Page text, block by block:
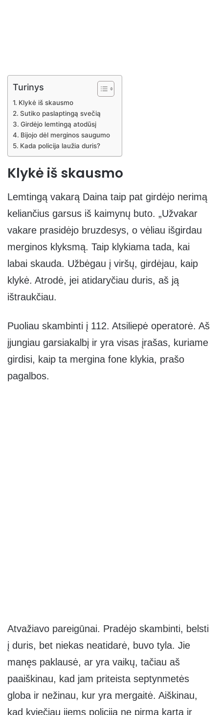
Turinys
Klykė iš skausmo
Sutiko paslaptingą svečią
Girdėjo lemtingą atodūsį
Bijojo dėl merginos saugumo
Kada policija laužia duris?
Klykė iš skausmo
Lemtingą vakarą Daina taip pat girdėjo nerimą
keliančius garsus iš kaimynų buto. „Užvakar
vakare prasidėjo bruzdesys, o vėliau išgirdau
merginos klyksmą. Taip klykiama tada, kai
labai skauda. Užbėgau į viršų, girdėjau, kaip
klykė. Atrodė, jei atidaryčiau duris, aš ją
ištraukčiau.
Puoliau skambinti į 112. Atsiliepė operatorė. Aš
įjungiau garsiakalbį ir yra visas įrašas, kuriame
girdisi, kaip ta mergina fone klykia, prašo
pagalbos.
Atvažiavo pareigūnai. Pradėjo skambinti, belsti
į duris, bet niekas neatidarė, buvo tyla. Jie
manęs paklausė, ar yra vaikų, tačiau aš
paaiškinau, kad jam priteista septynmetės
globa ir nežinau, kur yra mergaitė. Aiškinau,
kad kviečiau jiems policiją ne pirmą kartą ir